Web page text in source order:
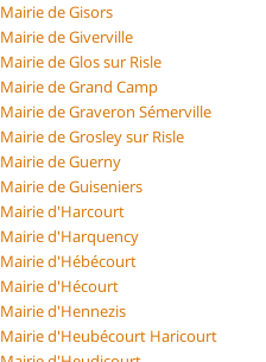
Mairie de Gisors
Mairie de Giverville
Mairie de Glos sur Risle
Mairie de Grand Camp
Mairie de Graveron Sémerville
Mairie de Grosley sur Risle
Mairie de Guerny
Mairie de Guiseniers
Mairie d'Harcourt
Mairie d'Harquency
Mairie d'Hébécourt
Mairie d'Hécourt
Mairie d'Hennezis
Mairie d'Heubécourt Haricourt